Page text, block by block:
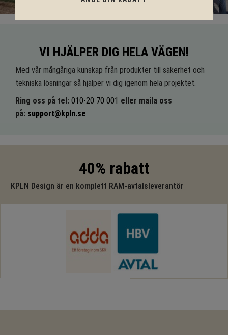
VI HJÄLPER DIG HELA VÄGEN!
Med vår mångåriga kunskap från produkter till säkerhet och
tekniska lösningar så hjälper vi dig igenom hela projektet.
Ring oss på tel: 010-20 70 001 eller maila oss
på: support@kpln.se
40% rabatt
KPLN Design är en komplett RAM-avtalsleverantör